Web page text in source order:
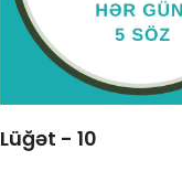
Lüğət - 10